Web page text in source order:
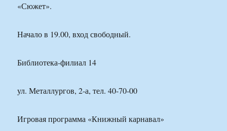
«Сюжет».
Начало в 19.00, вход свободный.
Библиотека-филиал 14
ул. Металлургов, 2-а, тел. 40-70-00
Игровая программа «Книжный карнавал»